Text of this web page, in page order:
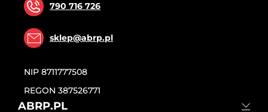
790 716 726
sklep@abrp.pl
NIP 8711777508
REGON 387526771
ABRP.PL